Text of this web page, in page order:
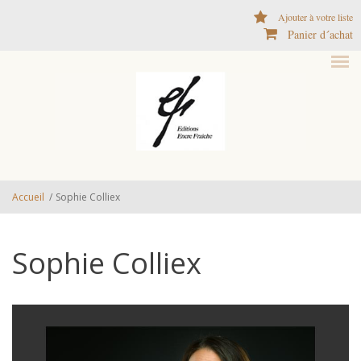
Ajouter à votre liste
Panier d´achat
Accueil / Sophie Colliex
Sophie Colliex